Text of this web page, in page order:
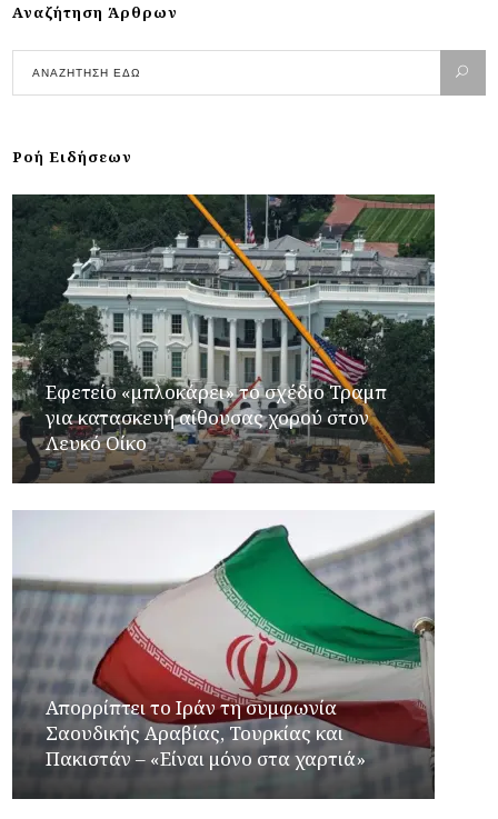
Αναζήτηση Άρθρων
Ροή Ειδήσεων
Εφετείο «μπλοκάρει» το σχέδιο Τραμπ
για κατασκευή αίθουσας χορού στον
Λευκό Οίκο
Απορρίπτει το Ιράν τη συμφωνία
Σαουδικής Αραβίας, Τουρκίας και
Πακιστάν – «Είναι μόνο στα χαρτιά»